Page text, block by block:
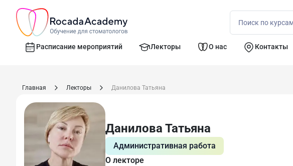
Расписание мероприятий Лекторы О нас Контакты
Главная Лекторы Данилова Татьяна
Данилова Татьяна
Административная работа
О лекторе